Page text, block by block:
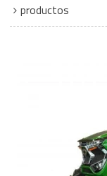
productos